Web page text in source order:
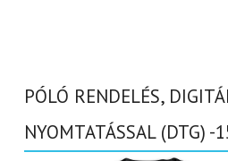
PÓLÓ RENDELÉS,
NYOMTATÁSSAL (DTG) -